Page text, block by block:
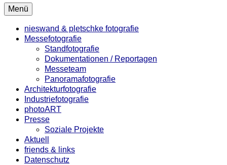
Menü
nieswand & pletschke fotografie
Messefotografie
Standfotografie
Dokumentationen / Reportagen
Messeteam
Panoramafotografie
Architekturfotografie
Industriefotografie
photoART
Presse
Soziale Projekte
Aktuell
friends & links
Datenschutz